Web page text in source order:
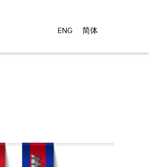
ENG 简体